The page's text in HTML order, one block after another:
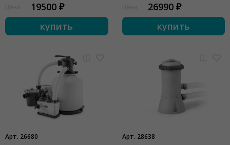
19500 ₽
купить
26990 ₽
купить
Арт. 26680 Арт. 28638